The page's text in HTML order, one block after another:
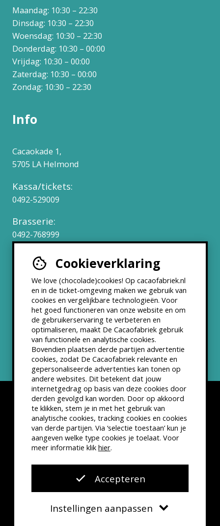
Cookieverklaring
We love (chocolade)cookies! Op cacaofabriek.nl
en in de ticket-omgeving maken we gebruik van
cookies en vergelijkbare technologieën. Voor
het goed functioneren van onze website en om
de gebruikerservaring te verbeteren en
optimaliseren, maakt De Cacaofabriek gebruik
van functionele en analytische cookies.
Bovendien plaatsen derde partijen advertentie
cookies, zodat De Cacaofabriek relevante en
gepersonaliseerde advertenties kan tonen op
andere websites. Dit betekent dat jouw
internetgedrag op basis van deze cookies door
derden gevolgd kan worden. Door op akkoord
te klikken, stem je in met het gebruik van
analytische cookies, tracking cookies en cookies
van derde partijen. Via ‘selectie toestaan’ kun je
aangeven welke type cookies je toelaat. Voor
meer informatie klik hier.
Accepteren
Instellingen aanpassen
Maandag: 10:30 – 22:30
Dinsdag: 10:30 – 22:30
Woensdag: 10:30 – 22:30
Donderdag: 10:30 – 00:00
Vrijdag: 10:30 – 00:00
Zaterdag: 10:30 – 00:00
Zondag: 10:30 – 22:30
Info
Cacaokade 1,
5705 LA Helmond
Kassa/tickets:
0492-529009
Brasserie:
0492-768999
Werken bij
Partners & Samenwerkingen
ANBI status
Nieuwsbrief
Disclaimer Privacyverklaring
Kleine lettertjes
VSCD Bezoekersvoorwaarden
Website doorThe Cre8ion.Lab